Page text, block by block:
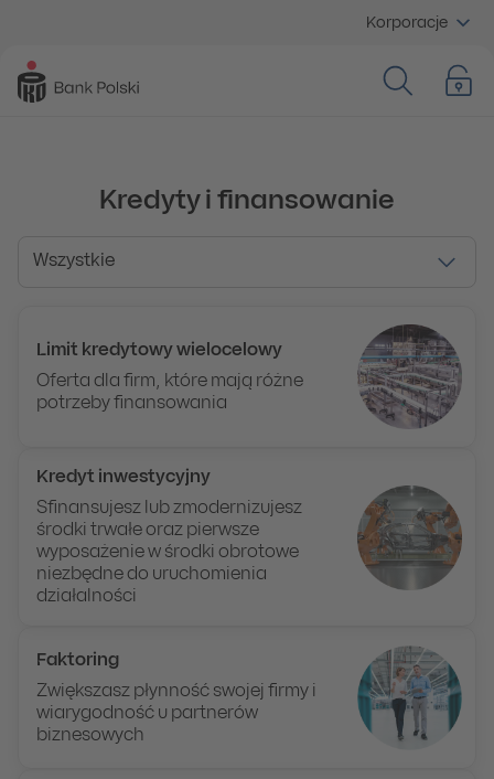
Korporacje
Kredyty i finansowanie
Wszystkie
Wszystkie
Limit kredytowy wielocelowy
Oferta dla firm, które mają różne
potrzeby finansowania
Kredyt inwestycyjny
Sfinansujesz lub zmodernizujesz
środki trwałe oraz pierwsze
wyposażenie w środki obrotowe
niezbędne do uruchomienia
działalności
Faktoring
Zwiększasz płynność swojej firmy i
wiarygodność u partnerów
biznesowych